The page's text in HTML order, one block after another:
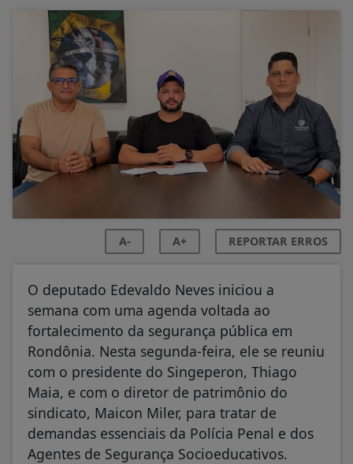
A- A+ REPORTAR ERROS
O deputado Edevaldo Neves iniciou a
semana com uma agenda voltada ao
fortalecimento da segurança pública em
Rondônia. Nesta segunda-feira, ele se reuniu
com o presidente do Singeperon, Thiago
Maia, e com o diretor de patrimônio do
sindicato, Maicon Miler, para tratar de
demandas essenciais da Polícia Penal e dos
Agentes de Segurança Socioeducativos.